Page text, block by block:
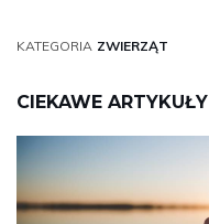
KATEGORIA ZWIERZĄT
CIEKAWE ARTYKUŁY